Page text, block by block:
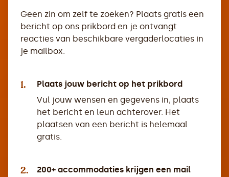
Geen zin om zelf te zoeken? Plaats gratis een
bericht op ons prikbord en je ontvangt
reacties van beschikbare vergaderlocaties in
je mailbox.
1.
Plaats jouw bericht op het prikbord
Vul jouw wensen en gegevens in, plaats
het bericht en leun achterover. Het
plaatsen van een bericht is helemaal
gratis.
2.
200+ accommodaties krijgen een mail